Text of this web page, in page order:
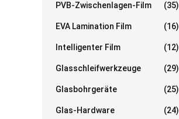
PVB-Zwischenlagen-Film (35)
EVA Lamination Film (16)
Intelligenter Film (12)
Glasschleifwerkzeuge (29)
Glasbohrgeräte (25)
Glas-Hardware (24)